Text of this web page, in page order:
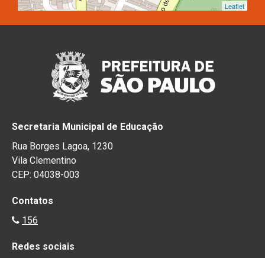
Leaflet
Secretaria Municipal de Educação
Rua Borges Lagoa, 1230
Vila Clementino
CEP: 04038-003
Contatos
156
Redes sociais